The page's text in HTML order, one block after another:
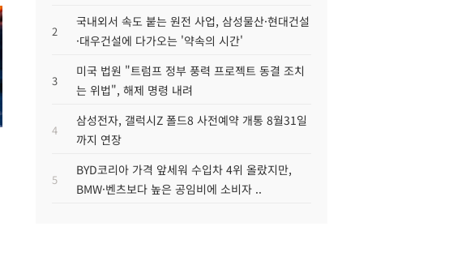
2
국내외서 속도 붙는 원전 사업, 삼성물산·현대건설
·대우건설에 다가오는 '약속의 시간'
3
미국 법원 "트럼프 정부 풍력 프로젝트 동결 조치
는 위법", 해제 명령 내려
4
삼성전자, 갤럭시Z 폴드8 사전예약 개통 8월31일
까지 연장
5
BYD코리아 가격 앞세워 수입차 4위 올랐지만,
BMW·벤츠보다 높은 공임비에 소비자 ..